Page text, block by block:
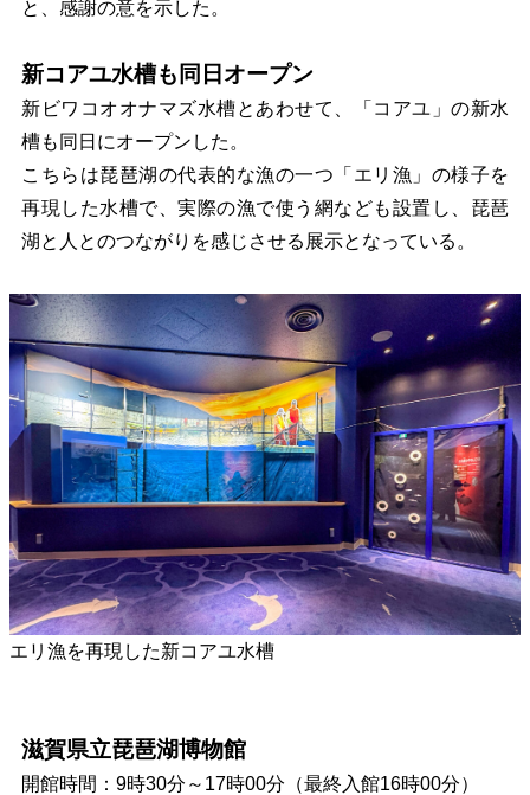
と、感謝の意を示した。
新コアユ水槽も同日オープン
新ビワコオオナマズ水槽とあわせて、「コアユ」の新水
槽も同日にオープンした。
こちらは琵琶湖の代表的な漁の一つ「エリ漁」の様子を
再現した水槽で、実際の漁で使う網なども設置し、琵琶
湖と人とのつながりを感じさせる展示となっている。
エリ漁を再現した新コアユ水槽
滋賀県立琵琶湖博物館
開館時間：9時30分～17時00分（最終入館16時00分）